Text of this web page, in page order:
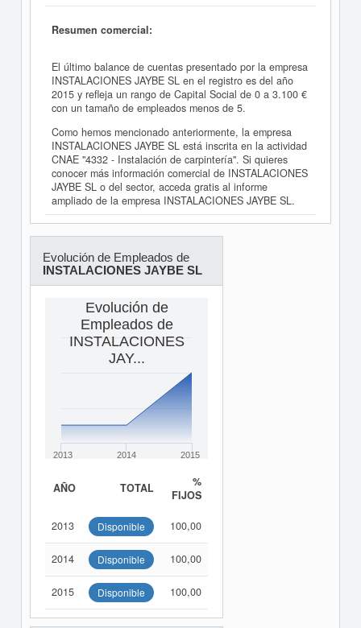
Resumen comercial:
El último balance de cuentas presentado por la empresa
INSTALACIONES JAYBE SL en el registro es del año
2015 y refleja un rango de Capital Social de 0 a 3.100 €
con un tamaño de empleados menos de 5.
Como hemos mencionado anteriormente, la empresa
INSTALACIONES JAYBE SL está inscrita en la actividad
CNAE "4332 - Instalación de carpintería". Si quieres
conocer más información comercial de INSTALACIONES
JAYBE SL o del sector, acceda gratis al informe
ampliado de la empresa INSTALACIONES JAYBE SL.
Evolución de Empleados de
INSTALACIONES JAYBE SL
Evolución de
Empleados de
INSTALACIONES
JAY...
2013 2014 2015
AÑO TOTAL
%
FIJOS
2013 Disponible 100,00
2014 Disponible 100,00
2015 Disponible 100,00